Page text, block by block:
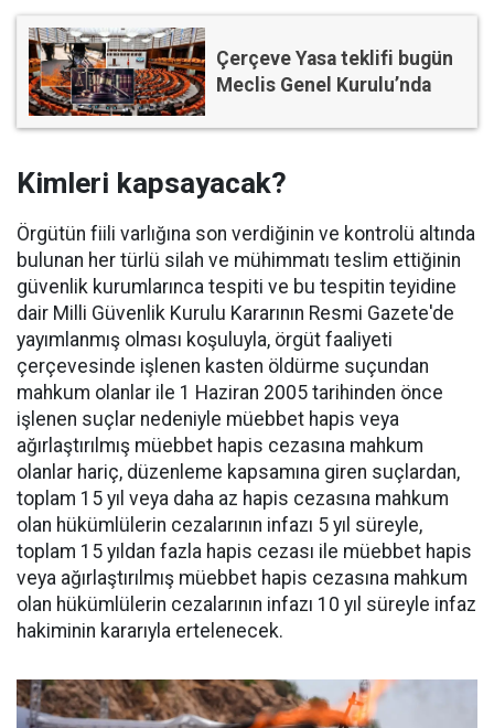
Çerçeve Yasa teklifi bugün
Meclis Genel Kurulu’nda
Kimleri kapsayacak?
Örgütün fiili varlığına son verdiğinin ve kontrolü altında
bulunan her türlü silah ve mühimmatı teslim ettiğinin
güvenlik kurumlarınca tespiti ve bu tespitin teyidine
dair Milli Güvenlik Kurulu Kararının Resmi Gazete'de
yayımlanmış olması koşuluyla, örgüt faaliyeti
çerçevesinde işlenen kasten öldürme suçundan
mahkum olanlar ile 1 Haziran 2005 tarihinden önce
işlenen suçlar nedeniyle müebbet hapis veya
ağırlaştırılmış müebbet hapis cezasına mahkum
olanlar hariç, düzenleme kapsamına giren suçlardan,
toplam 15 yıl veya daha az hapis cezasına mahkum
olan hükümlülerin cezalarının infazı 5 yıl süreyle,
toplam 15 yıldan fazla hapis cezası ile müebbet hapis
veya ağırlaştırılmış müebbet hapis cezasına mahkum
olan hükümlülerin cezalarının infazı 10 yıl süreyle infaz
hakiminin kararıyla ertelenecek.